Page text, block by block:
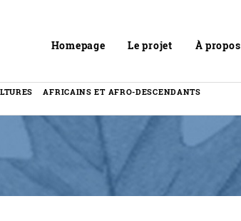
Homepage Le projet À propos
AFRICAINS ET AFRO-DESCENDANTS